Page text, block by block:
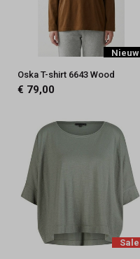
Nieuw
Oska T-shirt 6643 Wood
€ 79,00
Sale